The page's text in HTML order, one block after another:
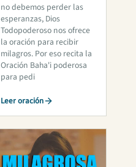
no debemos perder las
esperanzas, Dios
Todopoderoso nos ofrece
la oración para recibir
milagros. Por eso recita la
Oración Baha'i poderosa
para pedi
Leer oración